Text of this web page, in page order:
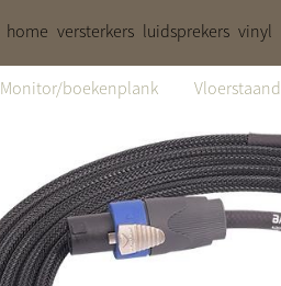
home versterkers luidsprekers vinyl
Monitor/boekenplank Vloerstaand